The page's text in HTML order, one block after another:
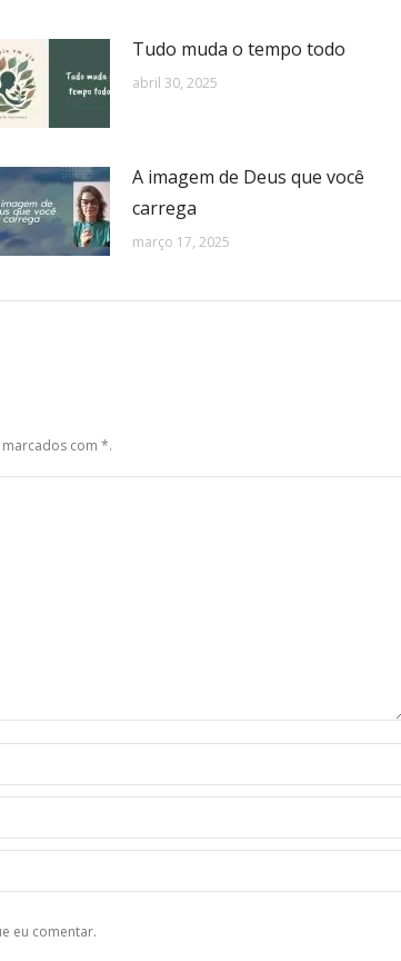
Tudo muda o tempo todo
abril 30, 2025
A imagem de Deus que você
carrega
março 17, 2025
com *.
eu comentar.